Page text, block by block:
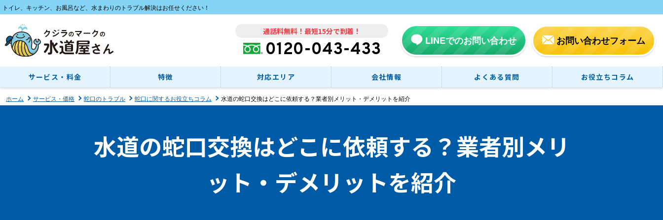
トイレ、キッチン、お風呂など、水まわりのトラブル解決はお任せください！
通話料無料！最短15分で到着！
0120-043-433 LINEでのお問い合わせ お問い合わせフォーム
サービス・料金 特徴 対応エリア 会社情報 よくある質問 お役立ちコラム
ホーム サービス・価格 蛇口のトラブル 蛇口に関するお役立ちコラム 水道の蛇口交換はどこに依頼する？業者別メリット・デメリットを紹介
水道の蛇口交換はどこに依頼する？業者別メリ
ット・デメリットを紹介